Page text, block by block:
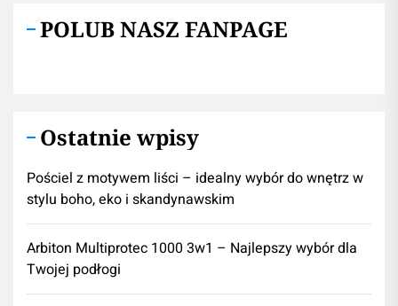
POLUB NASZ FANPAGE
Ostatnie wpisy
Pościel z motywem liści – idealny wybór do wnętrz w
stylu boho, eko i skandynawskim
Arbiton Multiprotec 1000 3w1 – Najlepszy wybór dla
Twojej podłogi